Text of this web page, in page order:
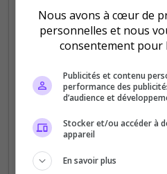
PrisonAstral
SERVER PRISON 1.21.4
des mines !!! Accède au
uprade ton stuff et devient
0
votes
Nous avons à cœur de
personnelles et nous
consentement pour
Publicités et contenu
performance des
d’audience et
Stocker et/ou accéder à
appareil
En savoir plus